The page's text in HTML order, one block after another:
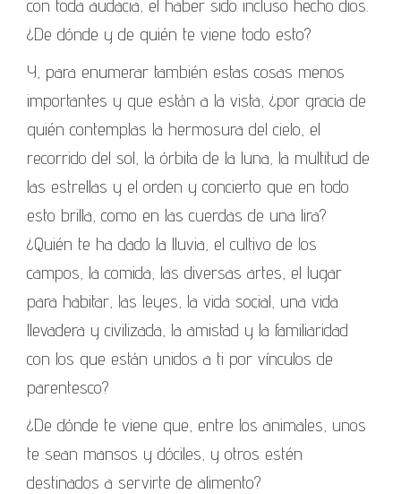
con toda audacia, el haber sido incluso hecho dios.
¿De dónde y de quién te viene todo esto?
Y, para enumerar también estas cosas menos
importantes y que están a la vista, ¿por gracia de
quién contemplas la hermosura del cielo, el
recorrido del sol, la órbita de la luna, la multitud de
las estrellas y el orden y concierto que en todo
esto brilla, como en las cuerdas de una lira?
¿Quién te ha dado la lluvia, el cultivo de los
campos, la comida, las diversas artes, el lugar
para habitar, las leyes, la vida social, una vida
llevadera y civilizada, la amistad y la familiaridad
con los que están unidos a ti por vínculos de
parentesco?
¿De dónde te viene que, entre los animales, unos
te sean mansos y dóciles, y otros estén
destinados a servirte de alimento?